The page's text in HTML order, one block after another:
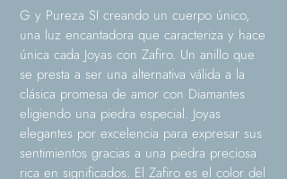
G y Pureza SI creando un cuerpo único,
una luz encantadora que caracteriza y hace
única cada Joyas con Zafiro. Un anillo que
se presta a ser una alternativa válida a la
clásica promesa de amor con Diamantes
eligiendo una piedra especial. Joyas
elegantes por excelencia para expresar sus
sentimientos gracias a una piedra preciosa
rica en significados. El Zafiro es el color del